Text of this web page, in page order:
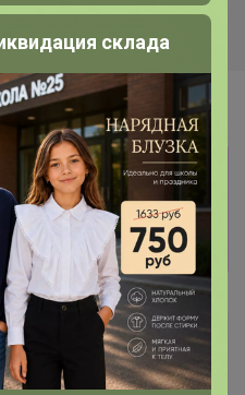
доступна
склада